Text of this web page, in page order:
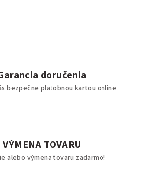
doručenia
bezpečne platobnou kartou online
VÝMENA TOVARU
alebo výmena tovaru zadarmo!